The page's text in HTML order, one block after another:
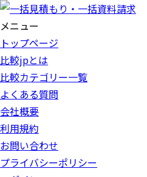
メニュー
トップページ
比較jpとは
比較カテゴリー一覧
よくある質問
会社概要
利用規約
お問い合わせ
プライバシーポリシー